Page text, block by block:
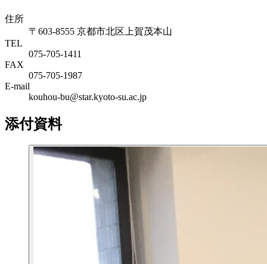
住所
〒603-8555 京都市北区上賀茂本山
TEL
075-705-1411
FAX
075-705-1987
E-mail
kouhou-bu@star.kyoto-su.ac.jp
添付資料